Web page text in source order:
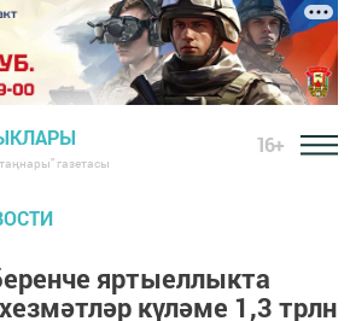
газетасы
16+
яртыеллыкта
күләме 1,3 трлн